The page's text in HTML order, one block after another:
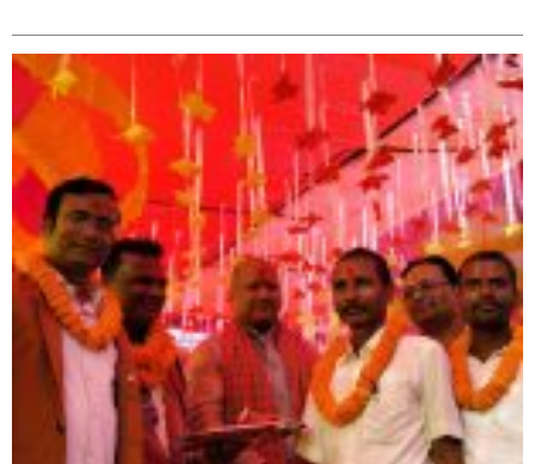
सिराहा-२ मा संजय यादव भिड्ने !